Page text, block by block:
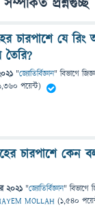
সম্পর্কিত প্রশ্নগুচ্ছ
চারপাশে যে
তৈরি?
"জ্যোতির্বিজ্ঞান" বিভাগে
পয়েন্ট)
চারপাশে কেন
2021 "জ্যোতির্বিজ্ঞান" বিভাগে
MOLLAH (1,540